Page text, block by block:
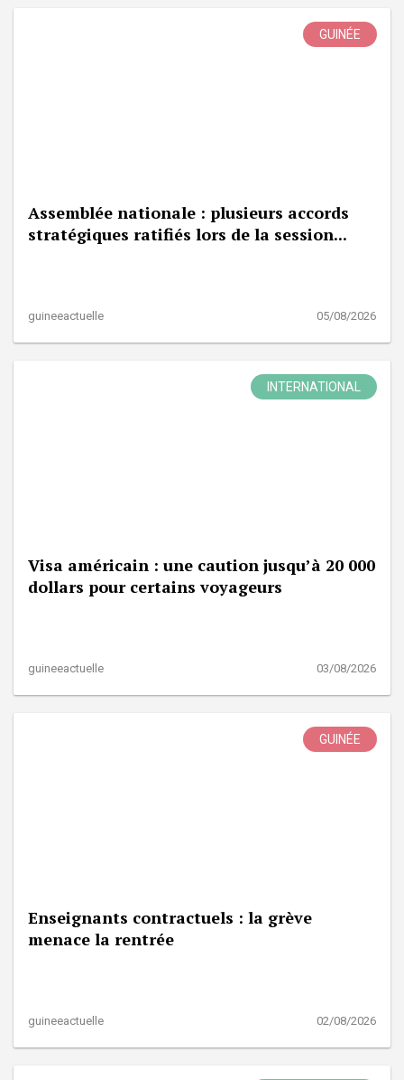
GUINÉE
Assemblée nationale : plusieurs accords
stratégiques ratifiés lors de la session...
guineeactuelle 05/08/2026
INTERNATIONAL
Visa américain : une caution jusqu’à 20 000
dollars pour certains voyageurs
guineeactuelle 03/08/2026
GUINÉE
Enseignants contractuels : la grève
menace la rentrée
guineeactuelle 02/08/2026